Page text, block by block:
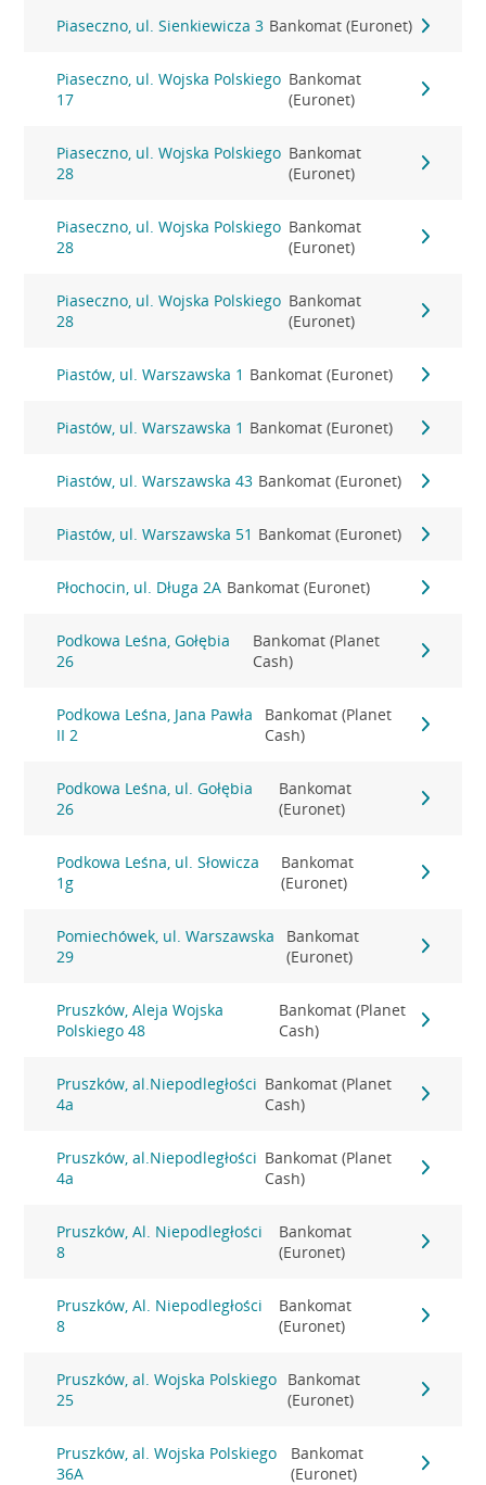
Piaseczno, ul. Sienkiewicza 3 Bankomat (Euronet)
Piaseczno, ul. Wojska Polskiego
17
Bankomat
(Euronet)
Piaseczno, ul. Wojska Polskiego
28
Bankomat
(Euronet)
Piaseczno, ul. Wojska Polskiego
28
Bankomat
(Euronet)
Piaseczno, ul. Wojska Polskiego
28
Bankomat
(Euronet)
Piastów, ul. Warszawska 1 Bankomat (Euronet)
Piastów, ul. Warszawska 1 Bankomat (Euronet)
Piastów, ul. Warszawska 43 Bankomat (Euronet)
Piastów, ul. Warszawska 51 Bankomat (Euronet)
Płochocin, ul. Długa 2A Bankomat (Euronet)
Podkowa Leśna, Gołębia
26
Bankomat (Planet
Cash)
Podkowa Leśna, Jana Pawła
II 2
Bankomat (Planet
Cash)
Podkowa Leśna, ul. Gołębia
26
Bankomat
(Euronet)
Podkowa Leśna, ul. Słowicza
1g
Bankomat
(Euronet)
Pomiechówek, ul. Warszawska
29
Bankomat
(Euronet)
Pruszków, Aleja Wojska
Polskiego 48
Bankomat (Planet
Cash)
Pruszków, al.Niepodległości
4a
Bankomat (Planet
Cash)
Pruszków, al.Niepodległości
4a
Bankomat (Planet
Cash)
Pruszków, Al. Niepodległości
8
Bankomat
(Euronet)
Pruszków, Al. Niepodległości
8
Bankomat
(Euronet)
Pruszków, al. Wojska Polskiego
25
Bankomat
(Euronet)
Pruszków, al. Wojska Polskiego
36A
Bankomat
(Euronet)